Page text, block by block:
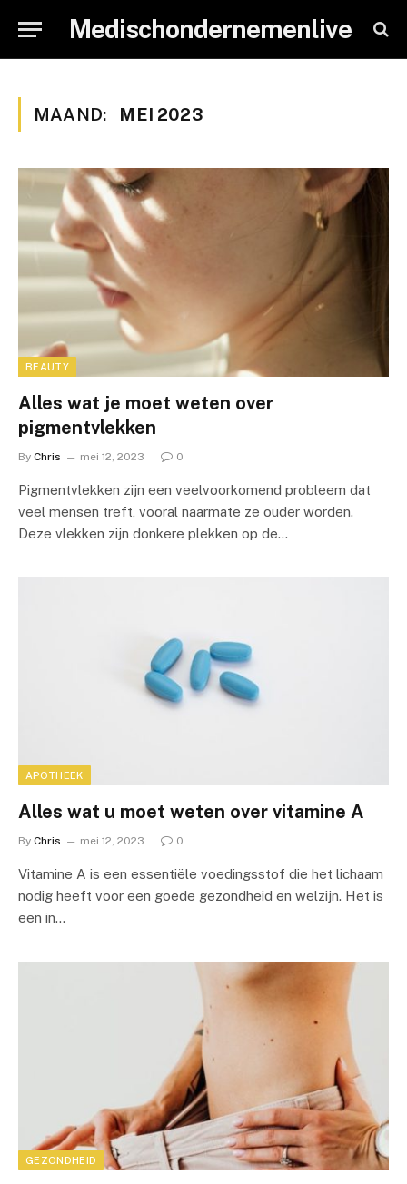
Medischondernemenlive
MAAND: MEI 2023
BEAUTY
Alles wat je moet weten over
pigmentvlekken
By Chris mei 12, 2023 0
Pigmentvlekken zijn een veelvoorkomend probleem dat
veel mensen treft, vooral naarmate ze ouder worden.
Deze vlekken zijn donkere plekken op de…
APOTHEEK
Alles wat u moet weten over vitamine A
By Chris mei 12, 2023 0
Vitamine A is een essentiële voedingsstof die het lichaam
nodig heeft voor een goede gezondheid en welzijn. Het is
een in…
GEZONDHEID